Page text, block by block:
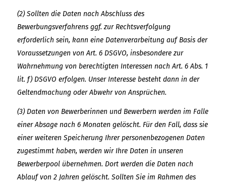
(2) Sollten die Daten nach Abschluss des
Bewerbungsverfahrens ggf. zur Rechtsverfolgung
erforderlich sein, kann eine Datenverarbeitung auf Basis der
Voraussetzungen von Art. 6 DSGVO, insbesondere zur
Wahrnehmung von berechtigten Interessen nach Art. 6 Abs. 1
lit. f) DSGVO erfolgen. Unser Interesse besteht dann in der
Geltendmachung oder Abwehr von Ansprüchen.
(3) Daten von Bewerberinnen und Bewerbern werden im Falle
einer Absage nach 6 Monaten gelöscht. Für den Fall, dass sie
einer weiteren Speicherung Ihrer personenbezogenen Daten
zugestimmt haben, werden wir Ihre Daten in unseren
Bewerberpool übernehmen. Dort werden die Daten nach
Ablauf von 2 Jahren gelöscht. Sollten Sie im Rahmen des